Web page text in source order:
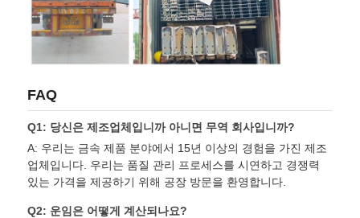
FAQ
Q1: 당신은 제조업체입니까 아니면 무역 회사입니까?
A: 우리는 금속 제품 분야에서 15년 이상의 경험을 가진 제조
업체입니다. 우리는 품질 관리 프로세스를 시연하고 경쟁력
있는 가격을 제공하기 위해 공장 방문을 환영합니다.
Q2: 운임은 어떻게 계산되나요?